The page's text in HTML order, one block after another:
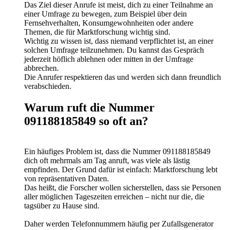
Das Ziel dieser Anrufe ist meist, dich zu einer Teilnahme an
einer Umfrage zu bewegen, zum Beispiel über dein
Fernsehverhalten, Konsumgewohnheiten oder andere
Themen, die für Marktforschung wichtig sind.
Wichtig zu wissen ist, dass niemand verpflichtet ist, an einer
solchen Umfrage teilzunehmen. Du kannst das Gespräch
jederzeit höflich ablehnen oder mitten in der Umfrage
abbrechen.
Die Anrufer respektieren das und werden sich dann freundlich
verabschieden.
Warum ruft die Nummer
091188185849 so oft an?
Ein häufiges Problem ist, dass die Nummer 091188185849
dich oft mehrmals am Tag anruft, was viele als lästig
empfinden. Der Grund dafür ist einfach: Marktforschung lebt
von repräsentativen Daten.
Das heißt, die Forscher wollen sicherstellen, dass sie Personen
aller möglichen Tageszeiten erreichen – nicht nur die, die
tagsüber zu Hause sind.
Daher werden Telefonnummern häufig per Zufallsgenerator